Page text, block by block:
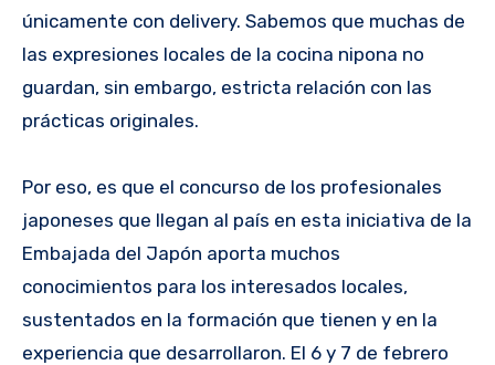
únicamente con delivery. Sabemos que muchas de
las expresiones locales de la cocina nipona no
guardan, sin embargo, estricta relación con las
prácticas originales.
Por eso, es que el concurso de los profesionales
japoneses que llegan al país en esta iniciativa de la
Embajada del Japón aporta muchos
conocimientos para los interesados locales,
sustentados en la formación que tienen y en la
experiencia que desarrollaron. El 6 y 7 de febrero